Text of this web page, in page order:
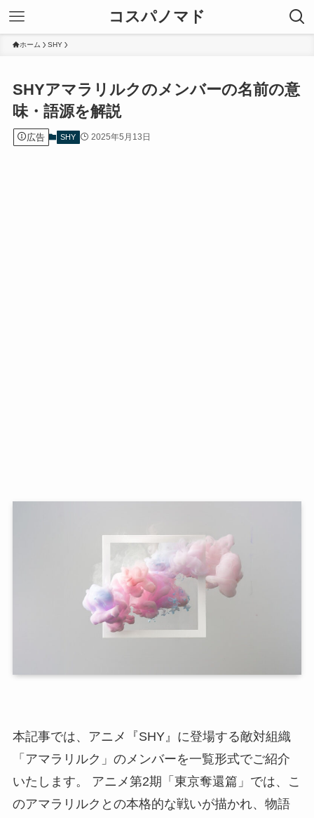
コスパノマド
ホーム SHY
SHYアマラリルクのメンバーの名前の意
味・語源を解説
広告 SHY 2025年5月13日
本記事では、アニメ『SHY』に登場する敵対組織
「アマラリルク」のメンバーを一覧形式でご紹介
いたします。 アニメ第2期「東京奪還篇」では、こ
のアマラリルクとの本格的な戦いが描かれ、物語